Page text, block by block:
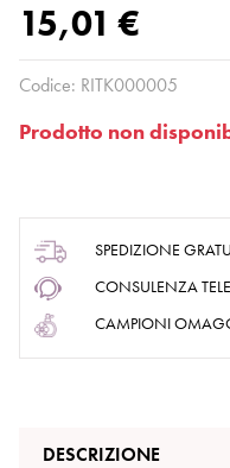
15,01 €
Codice: RITK000005
Prodotto non
SPEDIZIONE
CONSULENZA
CAMPIONI
DESCRIZIONE